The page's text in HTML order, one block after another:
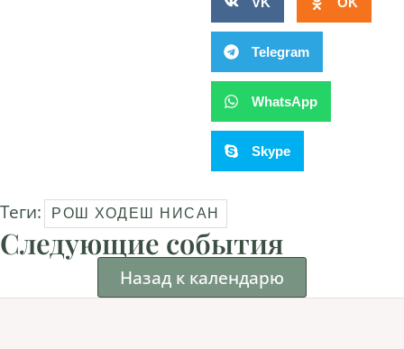
Telegram
WhatsApp
Skype
Теги: РОШ ХОДЕШ НИСАН
Следующие события
Назад к календарю